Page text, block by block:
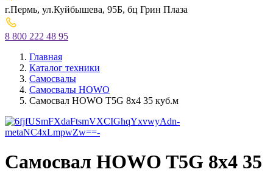
г.Пермь, ул.Куйбышева, 95Б, бц Грин Плаза
8 800 222 48 95
Главная
Каталог техники
Cамосвалы
Самосвалы HOWO
Самосвал HOWO T5G 8x4 35 куб.м
Самосвал HOWO T5G 8x4 35